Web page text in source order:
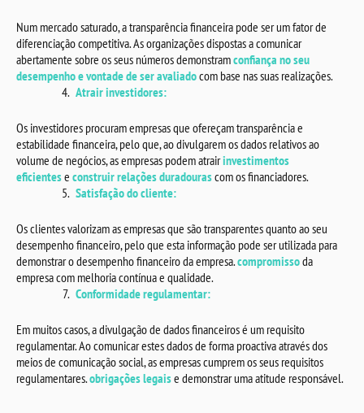
Num mercado saturado, a transparência financeira pode ser um fator de
diferenciação competitiva. As organizações dispostas a comunicar
abertamente sobre os seus números demonstramconfiança no seu
desempenho e vontade de ser avaliadocom base nas suas realizações.
Atrair investidores:
Os investidores procuram empresas que ofereçam transparência e
estabilidade financeira, pelo que, ao divulgarem os dados relativos ao
volume de negócios, as empresas podem atrairinvestimentos
eficientese construir relações duradourascom os financiadores.
Satisfação do cliente:
Os clientes valorizam as empresas que são transparentes quanto ao seu
desempenho financeiro, pelo que esta informação pode ser utilizada para
demonstrar o desempenho financeiro da empresa.compromissoda
empresa com melhoria contínua e qualidade.
Conformidade regulamentar:
Em muitos casos, a divulgação de dados financeiros é um requisito
regulamentar. Ao comunicar estes dados de forma proactiva através dos
meios de comunicação social, as empresas cumprem os seus requisitos
regulamentares.obrigações legaise demonstrar uma atitude responsável.